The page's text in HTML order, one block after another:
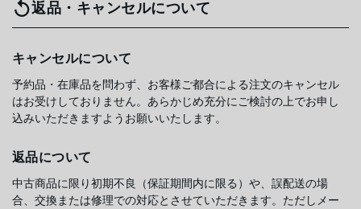
返品・キャンセルについて
キャンセルについて
予約品・在庫品を問わず、お客様ご都合による注文のキャンセル
はお受けしておりません。あらかじめ充分にご検討の上でお申し
込みいただきますようお願いいたします。
返品について
中古商品に限り初期不良（保証期間内に限る）や、誤配送の場
合、交換または修理での対応とさせていただきます。ただしメー